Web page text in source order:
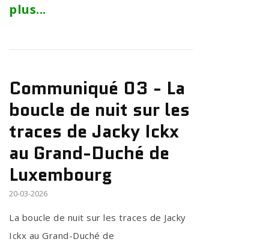
plus...
Communiqué 03 - La
boucle de nuit sur les
traces de Jacky Ickx
au Grand-Duché de
Luxembourg
20-03-2026
La boucle de nuit sur les traces de Jacky
Ickx au Grand-Duché de